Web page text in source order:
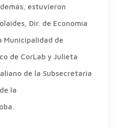
estuvieron
Dir. de Economía
Municipalidad de
de CorLab y Julieta
de la Subsecretaria
la